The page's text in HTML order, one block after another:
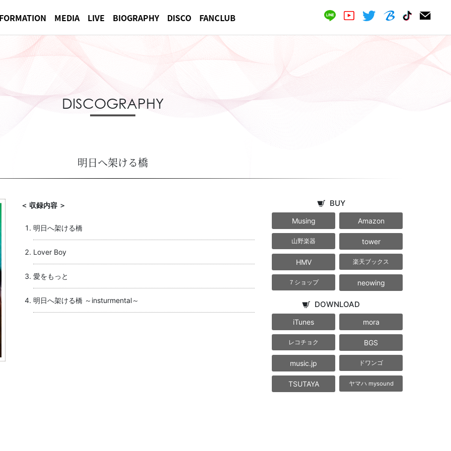
MEDIA LIVE BIOGRAPHY DISCO FANCLUB
DISCOGRAPHY
明日へ架ける橋
＜ 収録内容 ＞
明日へ架ける橋
Lover Boy
愛をもっと
明日へ架ける橋 ～insturmental～
BUY
Musing Amazon
山野楽器 tower
HMV 楽天ブックス
７ショップ neowing
DOWNLOAD
iTunes mora
レコチョク BGS
music.jp ドワンゴ
TSUTAYA ヤマハ mysound